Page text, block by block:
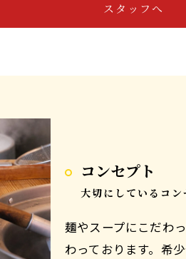
スタッフへ
コンセプト
大切にしているコ
麺やスープにこだわ
わっております。希